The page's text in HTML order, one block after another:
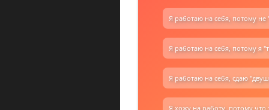
Я работаю на себя, потому не
Я работаю на себя, потому я
Я работаю на себя, сдаю
Я хожу на работу, потому